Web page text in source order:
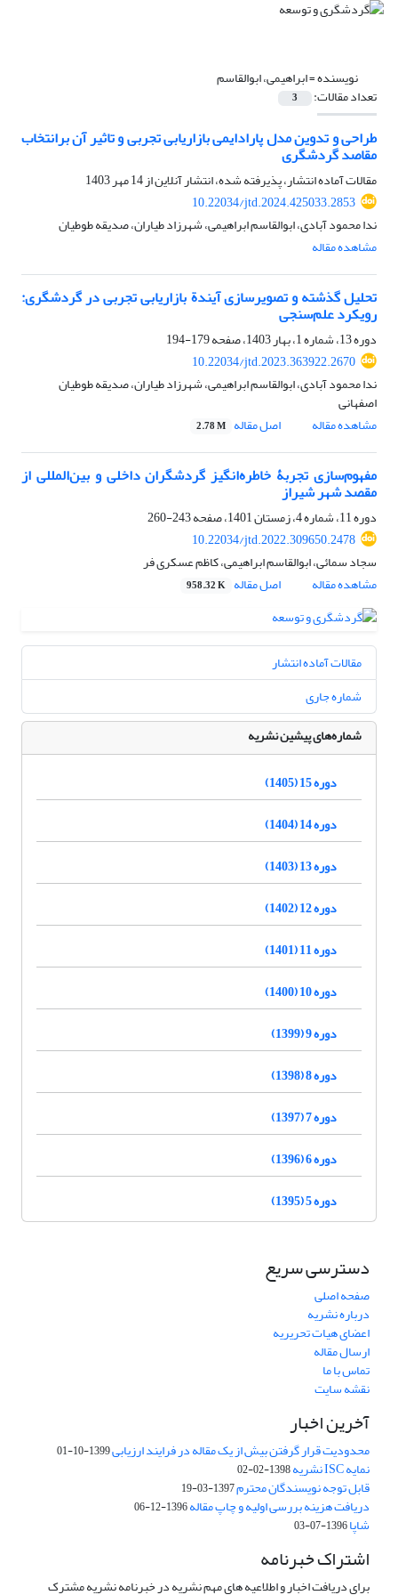
نویسنده =ابراهیمی، ابوالقاسم
تعداد مقالات: 3
طراحی و تدوین مدل پارادایمی بازاریابی تجربی و تاثیر آن برانتخاب
مقاصد گردشگری
مقالات آماده انتشار، پذیرفته شده، انتشار آنلاین از14 مهر 1403
10.22034/jtd.2024.425033.2853
ندا محمود آبادی، ابوالقاسم ابراهیمی، شهرزاد طیاران، صدیقه طوطیان
مشاهده مقاله
تحلیل گذشته و تصویرسازی آیندة بازاریابی تجربی در گردشگری:
رویکرد علم‌سنجی
دوره 13، شماره 1، بهار 1403، صفحه
179-194
10.22034/jtd.2023.363922.2670
ندا محمود آبادی، ابوالقاسم ابراهیمی، شهرزاد طیاران، صدیقه طوطیان
اصفهانی
مشاهده مقاله
اصل مقاله 2.78 M
مفهوم‌سازی تجربۀ خاطره‌انگیز گردشگران داخلی و بین‌المللی از
مقصد شهر شیراز
دوره 11، شماره 4، زمستان 1401، صفحه
243-260
10.22034/jtd.2022.309650.2478
سجاد سمائی، ابوالقاسم ابراهیمی، کاظم عسکری فر
مشاهده مقاله
اصل مقاله 958.32 K
مقالات آماده انتشار
شماره جاری
شماره‌های پیشین نشریه
دوره 15 (1405)
دوره 14 (1404)
دوره 13 (1403)
دوره 12 (1402)
دوره 11 (1401)
دوره 10 (1400)
دوره 9 (1399)
دوره 8 (1398)
دوره 7 (1397)
دوره 6 (1396)
دوره 5 (1395)
دسترسی سریع
صفحه اصلی
درباره نشریه
اعضای هیات تحریریه
ارسال مقاله
تماس با ما
نقشه سایت
آخرین اخبار
محدودیت قرار گرفتن بیش از یک مقاله در فرایند ارزیابی1399-10-01
نمایه ISC نشریه 1398-02-02
قابل توجه نویسندگان محترم1397-03-19
دریافت هزینه بررسی اولیه و چاپ مقاله1396-12-06
شاپا1396-07-03
اشتراک خبرنامه
برای دریافت اخبار و اطلاعیه های مهم نشریه در خبرنامه نشریه مشترک